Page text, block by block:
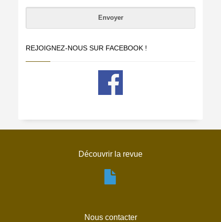
REJOIGNEZ-NOUS SUR FACEBOOK !
Découvrir la revue
Nous contacter